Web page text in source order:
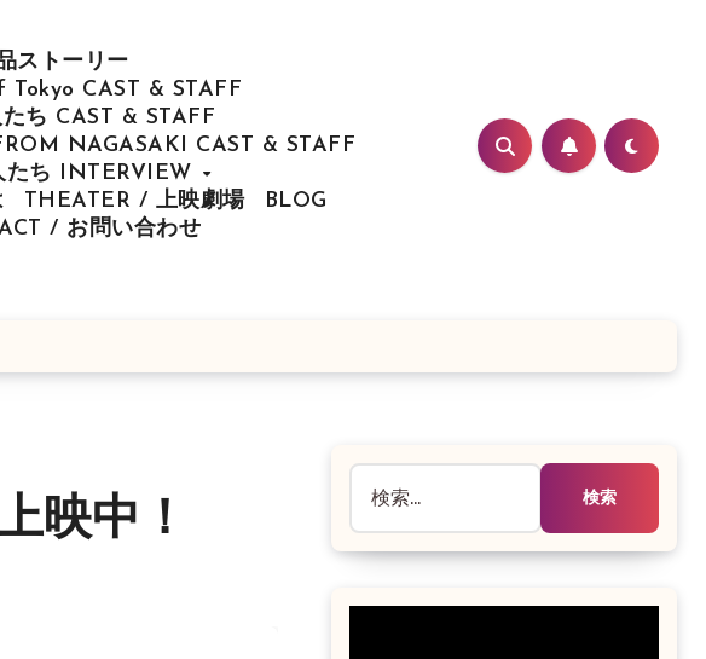
ストーリー
CAST & STAFF
ち CAST & STAFF
NAGASAKI CAST & STAFF
ち INTERVIEW
THEATER / 上映劇場
BLOG
/ お問い合わせ
映中！